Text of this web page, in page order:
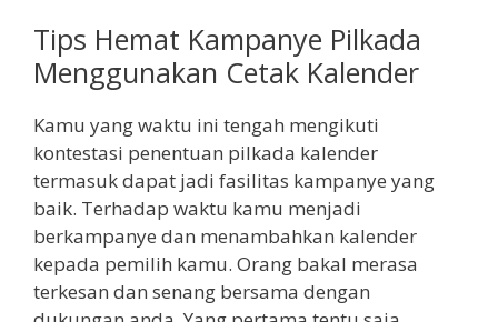
Tips Hemat Kampanye Pilkada
Menggunakan Cetak Kalender
Kamu yang waktu ini tengah mengikuti
kontestasi penentuan pilkada kalender
termasuk dapat jadi fasilitas kampanye yang
baik. Terhadap waktu kamu menjadi
berkampanye dan menambahkan kalender
kepada pemilih kamu. Orang bakal merasa
terkesan dan senang bersama dengan